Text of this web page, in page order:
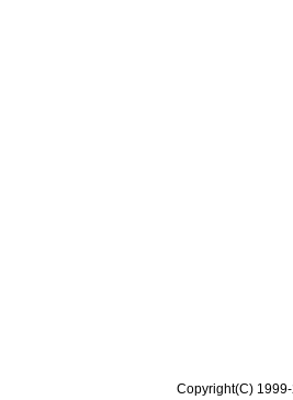
Copyright(C)